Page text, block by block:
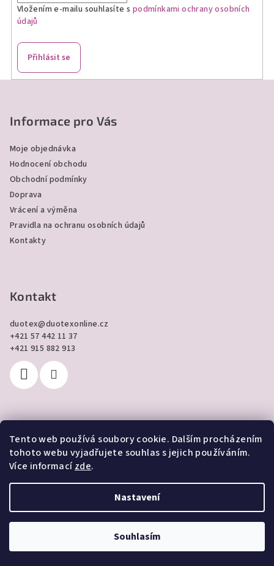
Tento web používá soubory cookie. Dalším procházením
tohoto webu vyjadřujete souhlas s jejich používáním.
Více informacízde.
Nastavení
Souhlasím
k
i
Vložením e-mailu souhlasíte s podmínkami ochrany osobních
údajů
Přihlásit se
Informace pro Vás
Moje objednávka
Hodnocení obchodu
Obchodní podmínky
Doprava
Vrácení a výměna
Pravidla na ochranu osobních údajů
Kontakty
Kontakt
duotex@duotexonline.cz
+421 57 442 11 37
+421 915 882 913
Přijímáme online platby
Vytvořil Shoptet